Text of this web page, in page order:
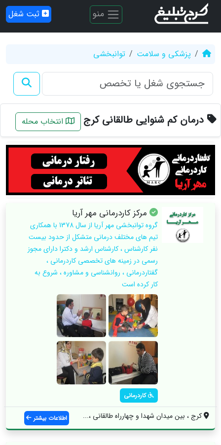
منو ثبت شغل
پزشکی و سلامت توانبخشی
درمان کم شنوایی طالقانی کرج انتخاب محله
مرکز کاردرمانی مهر آریا
گروه توانبخشی مهر آریا از سال 1378 با همکاری
تیم های مختلف درمانی متشکل از حدود بیست
نفر کارشناس ، کارشناس ارشد و دکترا دارای مجوز
رسمی در زمینه های تخصصی کاردرمانی ،
گفتاردرمانی ، روانشناسی و مشاوره ، شروع به
کار کرده است
کاردرمانی
کرج ، بین میدان شهدا و چهارراه طالقانی ،... اطلاعات بیشتر